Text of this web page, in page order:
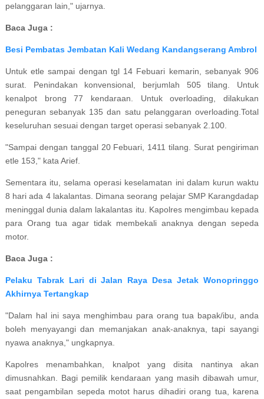
pelanggaran lain," ujarnya.
Baca Juga :
Besi Pembatas Jembatan Kali Wedang Kandangserang Ambrol
Untuk etle sampai dengan tgl 14 Febuari kemarin, sebanyak 906
surat. Penindakan konvensional, berjumlah 505 tilang. Untuk
kenalpot brong 77 kendaraan. Untuk overloading, dilakukan
peneguran sebanyak 135 dan satu pelanggaran overloading.Total
keseluruhan sesuai dengan target operasi sebanyak 2.100.
"Sampai dengan tanggal 20 Febuari, 1411 tilang. Surat pengiriman
etle 153," kata Arief.
Sementara itu, selama operasi keselamatan ini dalam kurun waktu
8 hari ada 4 lakalantas. Dimana seorang pelajar SMP Karangdadap
meninggal dunia dalam lakalantas itu. Kapolres mengimbau kepada
para Orang tua agar tidak membekali anaknya dengan sepeda
motor.
Baca Juga :
Pelaku Tabrak Lari di Jalan Raya Desa Jetak Wonopringgo
Akhirnya Tertangkap
"Dalam hal ini saya menghimbau para orang tua bapak/ibu, anda
boleh menyayangi dan memanjakan anak-anaknya, tapi sayangi
nyawa anaknya," ungkapnya.
Kapolres menambahkan, knalpot yang disita nantinya akan
dimusnahkan. Bagi pemilik kendaraan yang masih dibawah umur,
saat pengambilan sepeda motot harus dihadiri orang tua, karena